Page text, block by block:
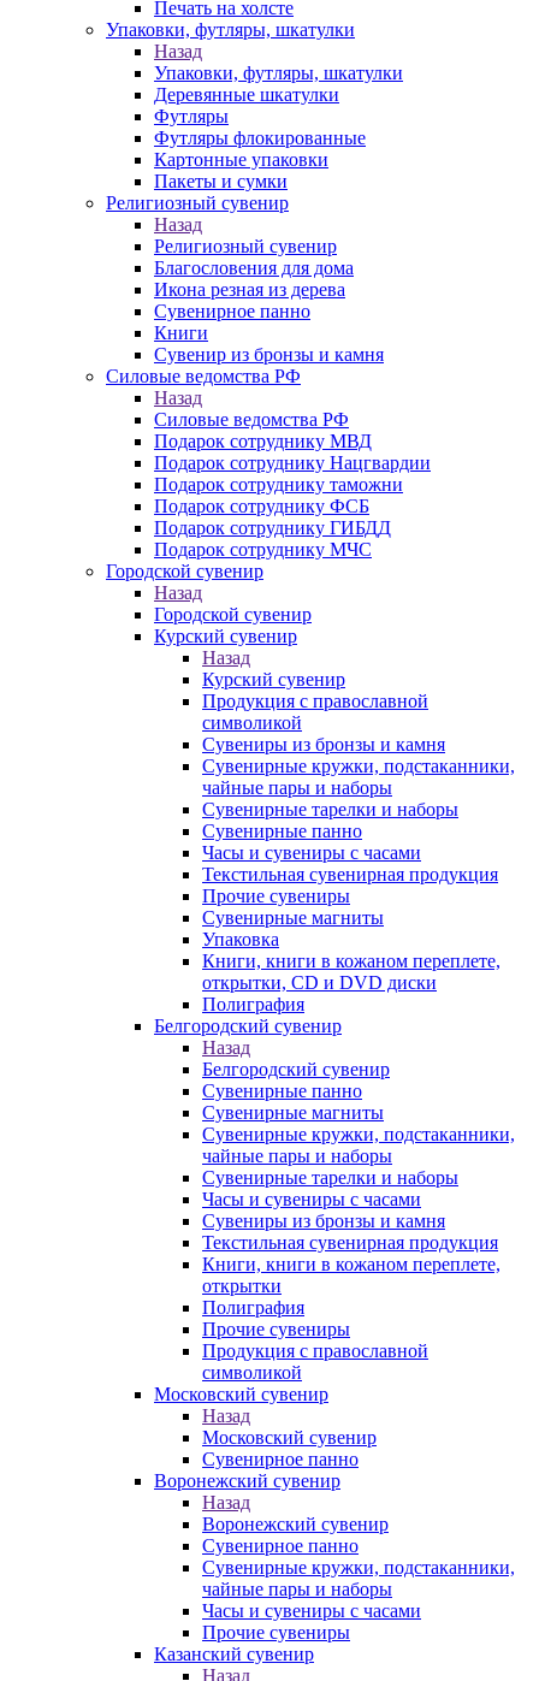
Печать на холсте
Упаковки, футляры, шкатулки
Назад
Упаковки, футляры, шкатулки
Деревянные шкатулки
Футляры
Футляры флокированные
Картонные упаковки
Пакеты и сумки
Религиозный сувенир
Назад
Религиозный сувенир
Благословения для дома
Икона резная из дерева
Сувенирное панно
Книги
Сувенир из бронзы и камня
Силовые ведомства РФ
Назад
Силовые ведомства РФ
Подарок сотруднику МВД
Подарок сотруднику Нацгвардии
Подарок сотруднику таможни
Подарок сотруднику ФСБ
Подарок сотруднику ГИБДД
Подарок сотруднику МЧС
Городской сувенир
Назад
Городской сувенир
Курский сувенир
Назад
Курский сувенир
Продукция с православной
символикой
Сувениры из бронзы и камня
Сувенирные кружки, подстаканники,
чайные пары и наборы
Сувенирные тарелки и наборы
Сувенирные панно
Часы и сувениры с часами
Текстильная сувенирная продукция
Прочие сувениры
Сувенирные магниты
Упаковка
Книги, книги в кожаном переплете,
открытки, CD и DVD диски
Полиграфия
Белгородский сувенир
Назад
Белгородский сувенир
Сувенирные панно
Сувенирные магниты
Сувенирные кружки, подстаканники,
чайные пары и наборы
Сувенирные тарелки и наборы
Часы и сувениры с часами
Сувениры из бронзы и камня
Текстильная сувенирная продукция
Книги, книги в кожаном переплете,
открытки
Полиграфия
Прочие сувениры
Продукция с православной
символикой
Московский сувенир
Назад
Московский сувенир
Сувенирное панно
Воронежский сувенир
Назад
Воронежский сувенир
Сувенирное панно
Сувенирные кружки, подстаканники,
чайные пары и наборы
Часы и сувениры с часами
Прочие сувениры
Казанский сувенир
Назад